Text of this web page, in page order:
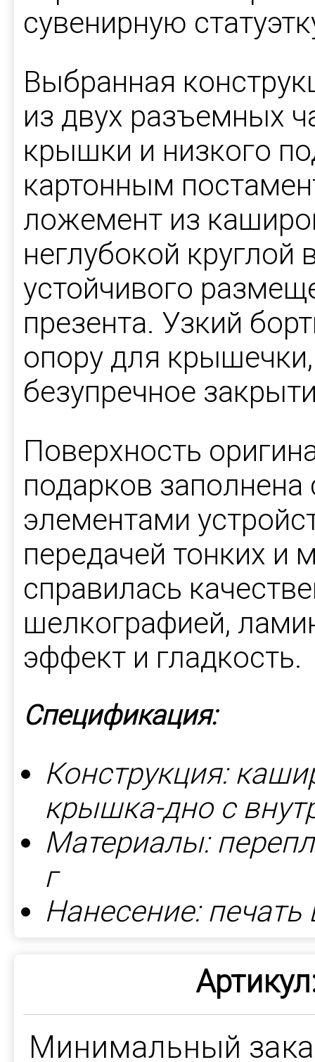
сувенирную
Выбранная
из двух разъемных
крышки и низкого
картонным
ложемент из
неглубокой круглой
устойчивого
презента. Узкий
опору для крышечки,
безупречное
Поверхность
подарков
элементами
передачей тонких и
справилась
шелкографией,
эффект и гладкость.
Спецификация:
Конструкция:
крышка-дно с
Материалы:
г
Нанесение:
Минимальный